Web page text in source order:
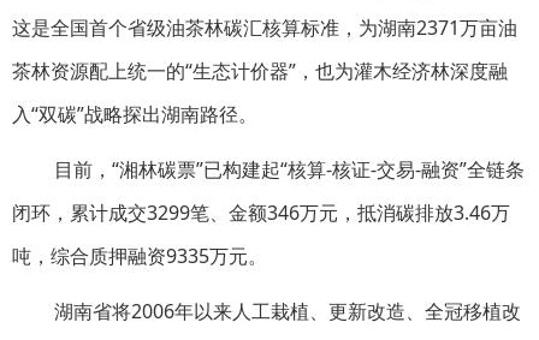
这是全国首个省级油茶林碳汇核算标准，为湖南2371万亩油
茶林资源配上统一的“生态计价器”，也为灌木经济林深度融
入“双碳”战略探出湖南路径。
目前，“湘林碳票”已构建起“核算-核证-交易-融资”全链条
闭环，累计成交3299笔、金额346万元，抵消碳排放3.46万
吨，综合质押融资9335万元。
湖南省将2006年以来人工栽植、更新改造、全冠移植改